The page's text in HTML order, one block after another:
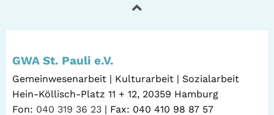
GWA St. Pauli e.V.
Gemeinwesenarbeit | Kulturarbeit | Sozialarbeit
Hein-Köllisch-Platz 11 + 12, 20359 Hamburg
Fon: 040 319 36 23 | Fax: 040 410 98 87 57